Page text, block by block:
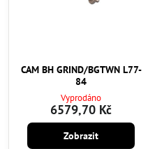
CAM BH GRIND/BGTWN L77-
84
Vyprodáno
6579,70 Kč
Zobrazit